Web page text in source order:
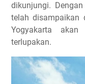
dikunjungi.
telah disampaikan
Yogyakarta
terlupakan.